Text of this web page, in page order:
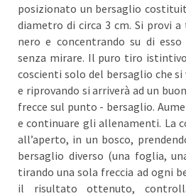
posizionato un bersaglio
diametro di circa 3 cm. Si provi
nero e concentrando su di
senza mirare. Il puro tiro
coscienti solo del bersaglio che
e riprovando si arriverà ad un
frecce sul punto - bersaglio.
e continuare gli allenamenti. La
all’aperto, in un bosco,
bersaglio diverso (una foglia,
tirando una sola freccia ad ogni
il risultato ottenuto,